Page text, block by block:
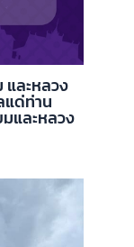
ละหลวง
ด่ท่าน
และหลวง